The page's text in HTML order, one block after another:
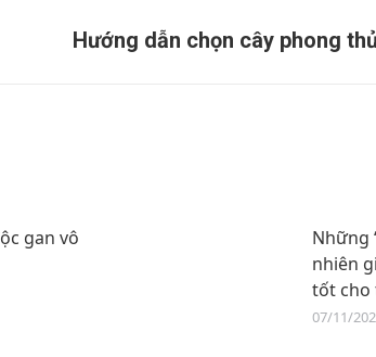
Hướng dẫn chọn cây phong
gan vô
Những
nhiên
tốt cho
07/11/